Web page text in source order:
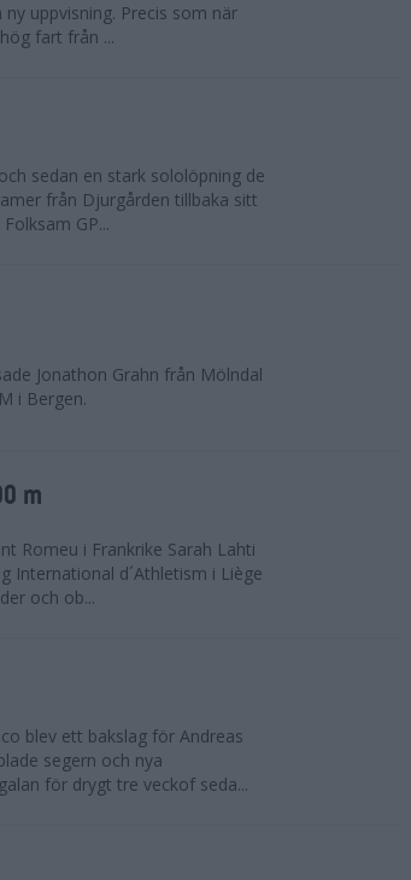
uppvisning. Precis som när
fart från ...
sedan en stark sololöpning de
från Djurgården tillbaka sitt
GP...
Jonathon Grahn från Mölndal
i Bergen.
m
Romeu i Frankrike Sarah Lahti
International d´Athletism i Liège
och ob...
blev ett bakslag för Andreas
segern och nya
för drygt tre veckof seda...